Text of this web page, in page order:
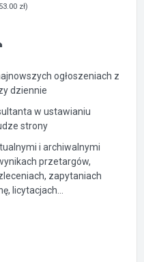
zł)
ogłoszeniach z
dziennie
w ustawianiu
strony
i archiwalnymi
przetargów,
zapytaniach
licytacjach...